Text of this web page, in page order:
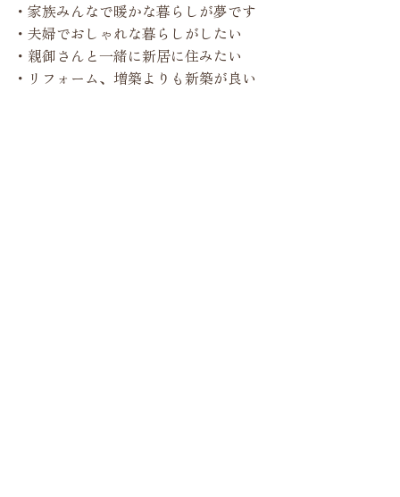
・家族みんなで暖かな暮らしが夢です
・夫婦でおしゃれな暮らしがしたい
・親御さんと一緒に新居に住みたい
・リフォーム、増築よりも新築が良い